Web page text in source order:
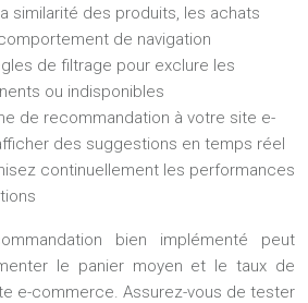
similarité des produits, les achats
de navigation
de filtrage pour exclure les
ou indisponibles
de recommandation à votre site e-
des suggestions en temps réel
continuellement les performances
bien implémenté peut
le panier moyen et le taux de
e-commerce. Assurez-vous de tester